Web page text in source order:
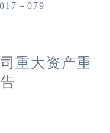
01 7－079
重大资产重